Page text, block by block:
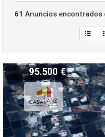
61 Anuncios encontrados
95.500 €